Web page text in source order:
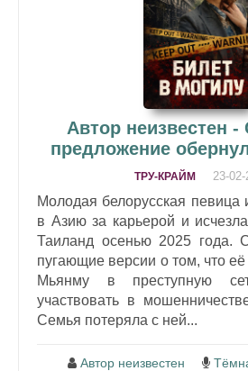
Автор неизвестен -
предложение
ТРУ-КРАЙМ 23-02-
Молодая белорусская певица
в Азию за карьерой и
Таиланд осенью 2025 года.
пугающие версии о том, что
Мьянму в преступную
участвовать в
Семья потеряла с ней...
Автор неизвестен